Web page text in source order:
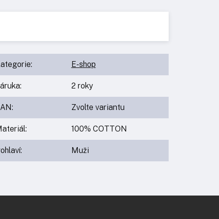
: E-shop
: 2 roky
: Zvolte variantu
: 100% COTTON
: Muži